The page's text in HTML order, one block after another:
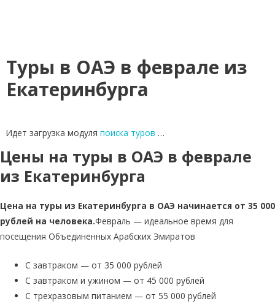
Туры в ОАЭ в феврале из
Екатеринбурга
Идет загрузка модуля поиска туров …
Цены на туры в ОАЭ в феврале
из Екатеринбурга
Цена на туры из Екатеринбурга в ОАЭ начинается от 35 000
рублей на человека.Февраль — идеальное время для
посещения Объединенных Арабских Эмиратов
С завтраком — от 35 000 рублей
С завтраком и ужином — от 45 000 рублей
С трехразовым питанием — от 55 000 рублей